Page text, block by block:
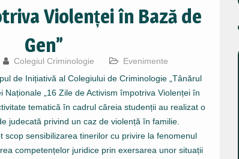
Violenței în Bază de
Gen”
Colegiul Criminologie
Evenimente
de Inițiativă al Colegiului de Criminologie „Tânărul
Naționale „16 Zile de Activism împotriva Violenței în
tematică în cadrul căreia studenții au realizat o
judecată privind un caz de violență în familie.
scop sensibilizarea tinerilor cu privire la fenomenul
competențelor juridice prin exersarea unor situații